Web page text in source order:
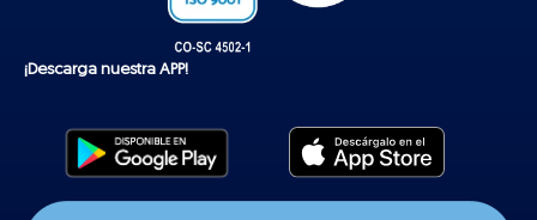
¡Descarga nuestra APP!